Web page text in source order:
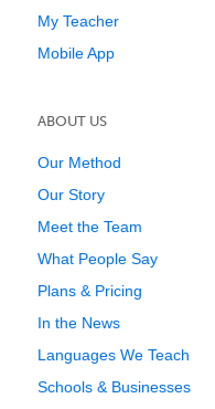
My Teacher
Mobile App
ABOUT US
Our Method
Our Story
Meet the Team
What People Say
Plans & Pricing
In the News
Languages We Teach
Schools & Businesses